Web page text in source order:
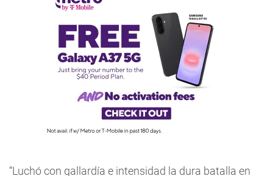
“Luchó con gallardía e intensidad la dura batalla en